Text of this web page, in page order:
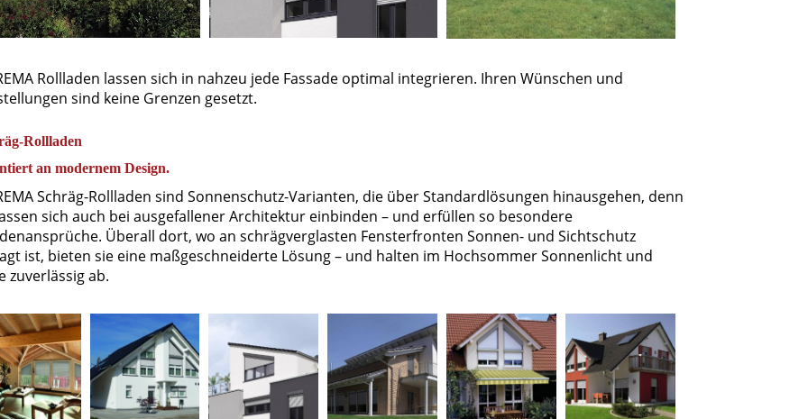
Rollladen lassen sich in nahzeu jede Fassade optimal integrieren. Ihren Wünschen und
sind keine Grenzen gesetzt.
Rollladen
an modernem Design.
Schräg-Rollladen sind Sonnenschutz-Varianten, die über Standardlösungen hinausgehen, denn
sich auch bei ausgefallener Architektur einbinden – und erfüllen so besondere
Überall dort, wo an schrägverglasten Fensterfronten Sonnen- und Sichtschutz
ist, bieten sie eine maßgeschneiderte Lösung – und halten im Hochsommer Sonnenlicht und
zuverlässig ab.